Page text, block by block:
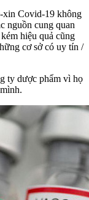
xin Covid-19 không
nguồn cung quan
hiệu quả cũng
cơ sở có uy tín /
ty dược phẩm vì họ